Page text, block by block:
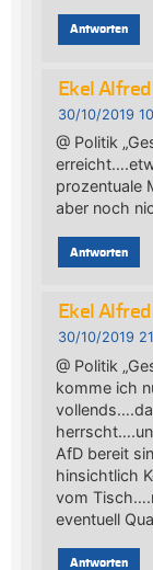
Antworten
Ekel Alfred
30/10/2019
@ Politik
prozentuale
aber noch
Antworten
Ekel Alfred
30/10/2019
@ Politik
komme ich
AfD bereit
hinsichtlich
vom
eventuell
Antworten